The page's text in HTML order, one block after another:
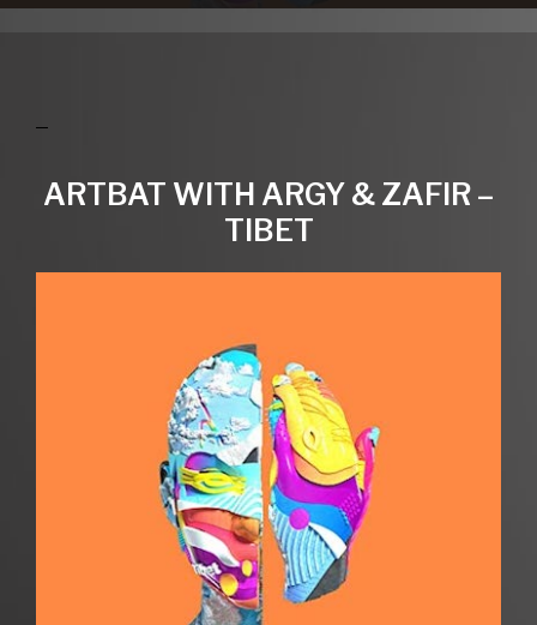
ARTBAT WITH ARGY & ZAFIR –
TIBET